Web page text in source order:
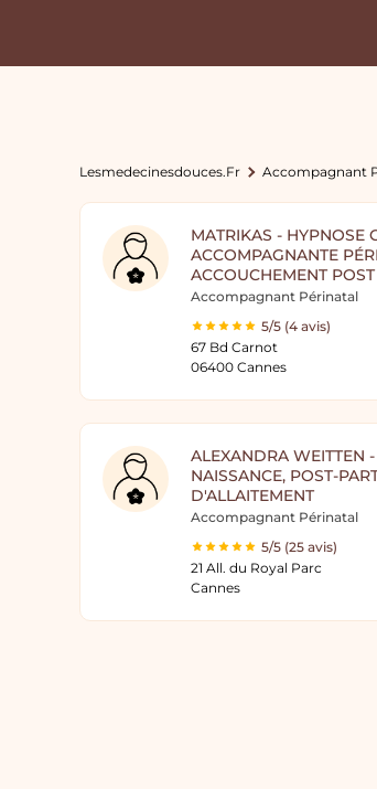
Lesmedecinesdouces.fr Accompagnant
MATRIKAS - HYPNOSE
ACCOMPAGNANTE
ACCOUCHEMENT
Accompagnant Périnatal
5/5 (4 avis)
67 Bd Carnot
06400 Cannes
ALEXANDRA WEITTEN
NAISSANCE, POST-
D'ALLAITEMENT
Accompagnant Périnatal
5/5 (25 avis)
21 All. du Royal Parc
Cannes